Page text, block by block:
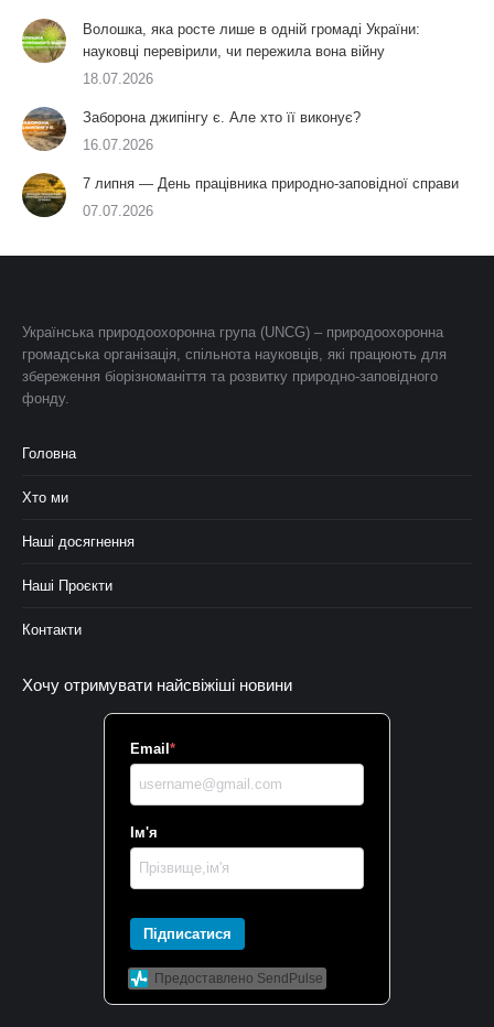
Волошка, яка росте лише в одній громаді України:
науковці перевірили, чи пережила вона війну
18.07.2026
Заборона джипінгу є. Але хто її виконує?
16.07.2026
7 липня — День працівника природно-заповідної справи
07.07.2026
Українська природоохоронна група (UNCG) – природоохоронна
громадська організація, спільнота науковців, які працюють для
збереження біорізноманіття та розвитку природно-заповідного
фонду.
Головна
Хто ми
Наші досягнення
Наші Проєкти
Контакти
Хочу отримувати найсвіжіші новини
Email *
Ім'я
Підписатися
Предоставлено SendPulse